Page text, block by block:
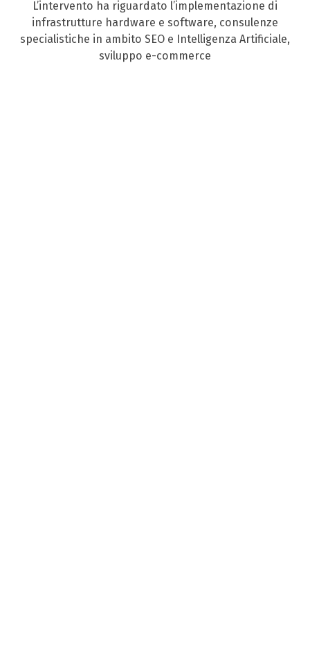
L’intervento ha riguardato l’implementazione di
infrastrutture hardware e software, consulenze
specialistiche in ambito SEO e Intelligenza Artificiale,
sviluppo e-commerce